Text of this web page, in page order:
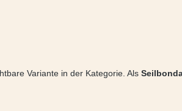
Variante in der Kategorie. Als